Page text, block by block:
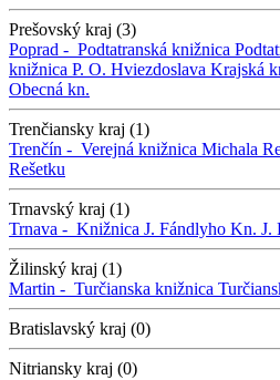
Prešovský kraj (3)
Poprad - Podtatranská knižnica
knižnica P. O. Hviezdoslava Krajská
Obecná kn.
Trenčiansky kraj (1)
Trenčín - Verejná knižnica Michala
Rešetku
Trnavský kraj (1)
Trnava - Knižnica J. Fándlyho Kn. J.
Žilinský kraj (1)
Martin - Turčianska knižnica
Bratislavský kraj (0)
Nitriansky kraj (0)